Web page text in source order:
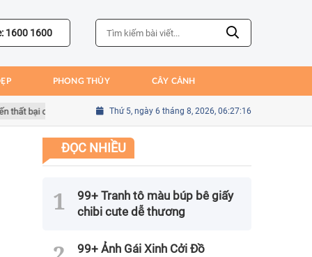
1600 1600
PHONG THỦY CÂY CẢNH
của Bồ Đào Nha Sai lầm của Kim Seung-gyu trong trận gặp
Thứ 5, ngày 6 tháng 8, 2026, 06:27:18
ĐỌC NHIỀU
99+ Tranh tô màu búp bê giấy
chibi cute dễ thương
99+ Ảnh Gái Xinh Cởi Đồ